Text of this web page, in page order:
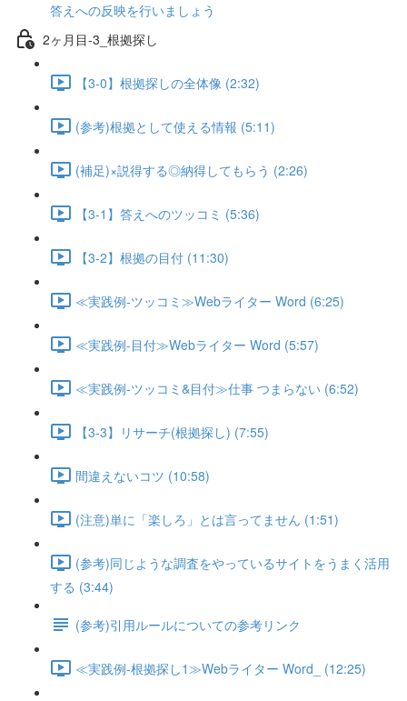
答えへの反映を行いましょう
2ヶ月目-3_根拠探し
【3-0】根拠探しの全体像 (2:32)
(参考)根拠として使える情報 (5:11)
(補足)×説得する◎納得してもらう (2:26)
【3-1】答えへのツッコミ (5:36)
【3-2】根拠の目付 (11:30)
≪実践例-ツッコミ≫Webライター Word (6:25)
≪実践例-目付≫Webライター Word (5:57)
≪実践例-ツッコミ&目付≫仕事 つまらない (6:52)
【3-3】リサーチ(根拠探し) (7:55)
間違えないコツ (10:58)
(注意)単に「楽しろ」とは言ってません (1:51)
(参考)同じような調査をやっているサイトをうまく活用
する (3:44)
(参考)引用ルールについての参考リンク
≪実践例-根拠探し1≫Webライター Word_ (12:25)